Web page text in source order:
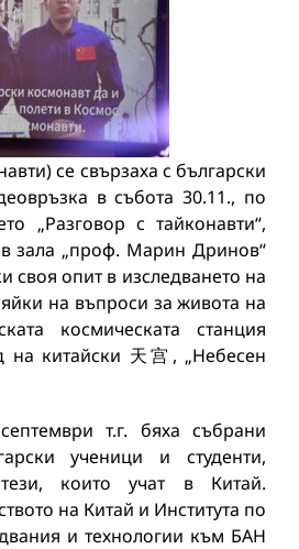
се свързаха с български
в събота 30.11., по
„Разговор с тайконавти“,
зала „проф. Марин Дринов“
своя опит в изследването на
на въпроси за живота на
космическата станция
на китайски 天宫, „Небесен
т.г. бяха събрани
ученици и студенти,
които учат в Китай.
на Китай и Института по
и технологии към БАН